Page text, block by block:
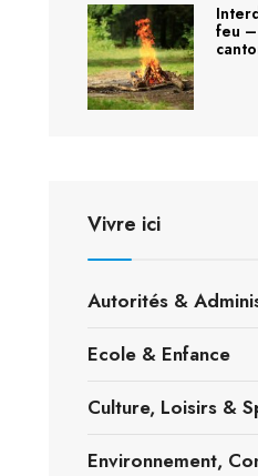
feu
Vivre ici
Autorités &
Ecole & Enfance
Culture, Loisirs &
Environnement,